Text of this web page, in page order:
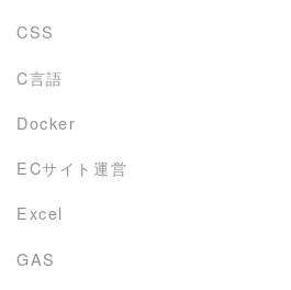
CSS
C言語
Docker
ECサイト運営
Excel
GAS